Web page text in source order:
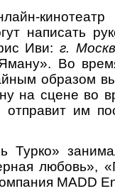
кинотеатр
написать
Иви:г.
Во
образом
на сцене во
им
Турко»
любовь»,
MADD